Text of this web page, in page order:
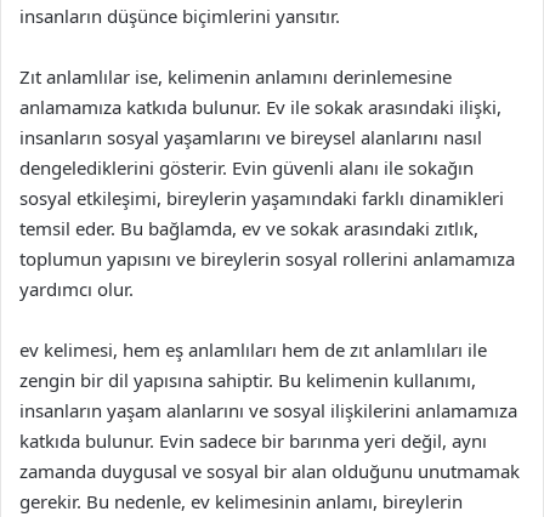
insanların düşünce biçimlerini yansıtır.
Zıt anlamlılar ise, kelimenin anlamını derinlemesine
anlamamıza katkıda bulunur. Ev ile sokak arasındaki ilişki,
insanların sosyal yaşamlarını ve bireysel alanlarını nasıl
dengelediklerini gösterir. Evin güvenli alanı ile sokağın
sosyal etkileşimi, bireylerin yaşamındaki farklı dinamikleri
temsil eder. Bu bağlamda, ev ve sokak arasındaki zıtlık,
toplumun yapısını ve bireylerin sosyal rollerini anlamamıza
yardımcı olur.
ev kelimesi, hem eş anlamlıları hem de zıt anlamlıları ile
zengin bir dil yapısına sahiptir. Bu kelimenin kullanımı,
insanların yaşam alanlarını ve sosyal ilişkilerini anlamamıza
katkıda bulunur. Evin sadece bir barınma yeri değil, aynı
zamanda duygusal ve sosyal bir alan olduğunu unutmamak
gerekir. Bu nedenle, ev kelimesinin anlamı, bireylerin